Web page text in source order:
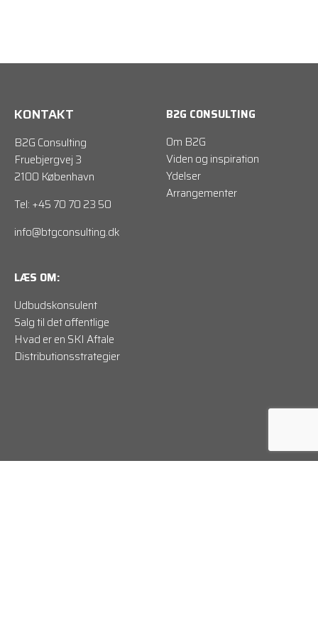
KONTAKT
B2G Consulting
Fruebjergvej 3
2100 København
Tel: +45 70 70 23 50
info@btgconsulting.dk
B2G CONSULTING
Om B2G
Viden og inspiration
Ydelser
Arrangementer
LÆS OM:
Udbudskonsulent
Salg til det offentlige
Hvad er en SKI Aftale
Distributionsstrategier